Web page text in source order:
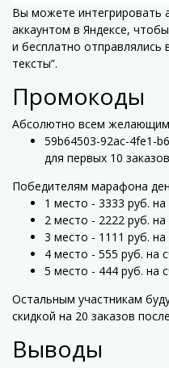
Вы можете интегрировать
аккаунтом в Яндексе,
и бесплатно отправлялись
тексты”.
Промокоды
Абсолютно всем
59b64503-92ac-4fe1-
для первых 10
Победителям марафона
1 место - 3333 руб. на
2 место - 2222 руб. на
3 место - 1111 руб. на
4 место - 555 руб. на
5 место - 444 руб. на
Остальным участникам
скидкой на 20 заказов
Выводы